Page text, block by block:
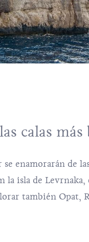
calas
se enamorarán de
la isla de
también Opat,